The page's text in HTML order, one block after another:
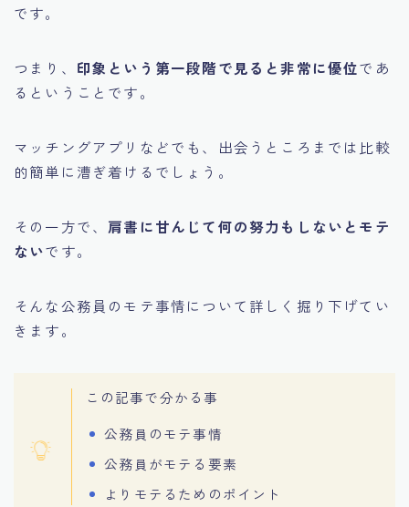
です。
つまり、 印象という第一段階で見ると非常に優位であ
るということです。
マッチングアプリなどでも、出会うところまでは比較
的簡単に漕ぎ着けるでしょう。
その一方で、肩書に甘んじて何の努力もしないとモテ
ないです。
そんな公務員のモテ事情について詳しく掘り下げてい
きます。
この記事で分かる事
公務員のモテ事情
公務員がモテる要素
よりモテるためのポイント